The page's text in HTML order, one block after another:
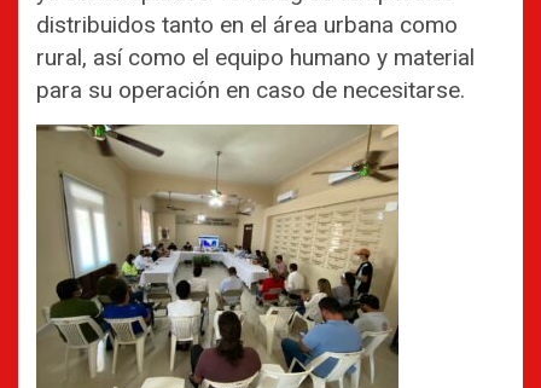
distribuidos tanto en el área urbana como
rural, así como el equipo humano y material
para su operación en caso de necesitarse.